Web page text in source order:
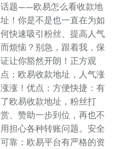
话题——欧易怎么看收款地
址！你是不是也一直在为如
何快速吸引粉丝、提高人气
而烦恼？别急，跟着我，保
证让你豁然开朗！正方观
点：欧易收款地址，人气涨
涨涨！优点：方便快捷：有
了欧易收款地址，粉丝打
赏、赞助一步到位，再也不
用担心各种转账问题。安全
可靠：欧易平台有严格的资